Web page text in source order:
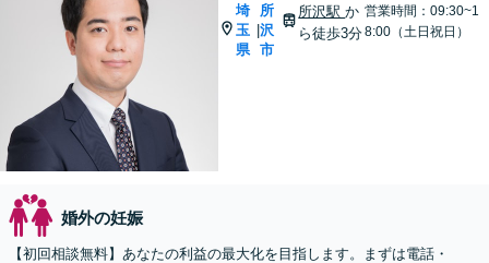
埼
玉
県
|
所
沢
市
所沢駅か
ら徒歩3分
営業時間：09:30~1
8:00（土日祝日）
婚外の妊娠
【初回相談無料】あなたの利益の最大化を目指します。まずは電話・